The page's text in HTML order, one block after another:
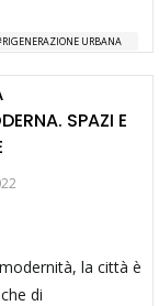
RIGENERAZIONE URBANA
SPAZI E
la città è
di